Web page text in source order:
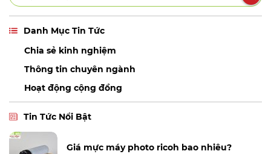
Danh Mục Tin Tức
Chia sẻ kinh nghiệm
Thông tin chuyên ngành
Hoạt động cộng đồng
Tin Tức Nổi Bật
Giá mực máy photo ricoh bao nhiêu?